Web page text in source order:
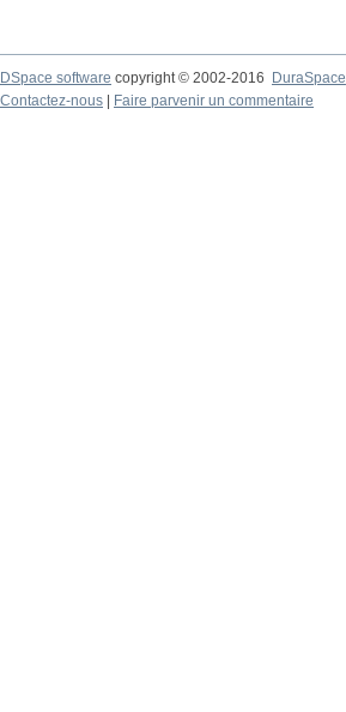
DSpace software copyright © 2002-2016
DuraSpace
Contactez-nous
Faire parvenir un commentaire